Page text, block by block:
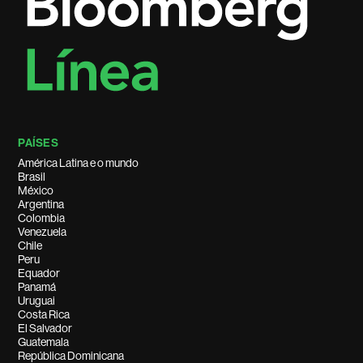
PAÍSES
América Latina e o mundo
Brasil
México
Argentina
Colombia
Venezuela
Chile
Peru
Equador
Panamá
Uruguai
Costa Rica
El Salvador
Guatemala
República Dominicana